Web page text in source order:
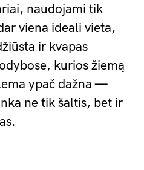
naudojami tik
viena ideali vieta,
ir kvapas
kurios žiemą
ypač dažna —
ne tik šaltis, bet ir